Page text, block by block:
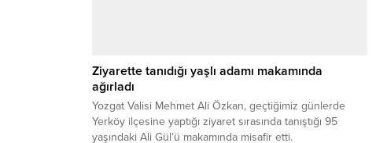
Ziyarette tanıdığı yaşlı adamı makamında
ağırladı
Yozgat Valisi Mehmet Ali Özkan, geçtiğimiz günlerde
Yerköy ilçesine yaptığı ziyaret sırasında tanıştığı 95
yaşındaki Ali Gül’ü makamında misafir etti.